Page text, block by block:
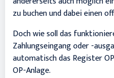
zu buchen und dabei einen
Doch wie soll das
Zahlungseingang oder -
automatisch das Register
OP-Anlage.